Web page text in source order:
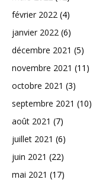
février 2022 (4)
janvier 2022 (6)
décembre 2021 (5)
novembre 2021 (11)
octobre 2021 (3)
septembre 2021 (10)
août 2021 (7)
juillet 2021 (6)
juin 2021 (22)
mai 2021 (17)